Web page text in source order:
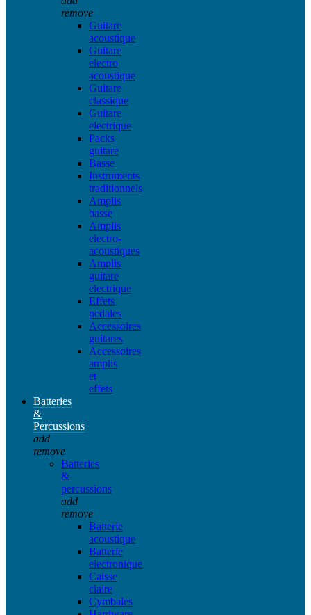
remove
Guitare
acoustique
Guitare
electro
acoustique
Guitare
classique
Guitare
electrique
Packs
guitare
Basse
Instruments
traditionnels
Amplis
basse
Amplis
electro-
acoustiques
Amplis
guitare
electrique
Effets
pedales
Accessoires
guitares
Accessoires
amplis
et
effets
Batteries
&
Percussions
add
remove
Batteries
&
percussions
add
remove
Batterie
acoustique
Batterie
electronique
Caisse
claire
Cymbales